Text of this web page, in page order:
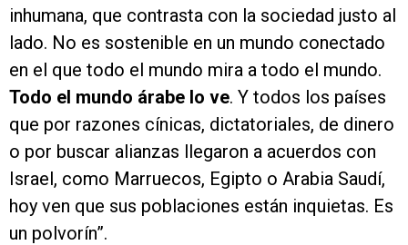
inhumana, que contrasta con la sociedad justo al
lado. No es sostenible en un mundo conectado
en el que todo el mundo mira a todo el mundo.
Todo el mundo árabe lo ve. Y todos los países
que por razones cínicas, dictatoriales, de dinero
o por buscar alianzas llegaron a acuerdos con
Israel, como Marruecos, Egipto o Arabia Saudí,
hoy ven que sus poblaciones están inquietas. Es
un polvorín”.